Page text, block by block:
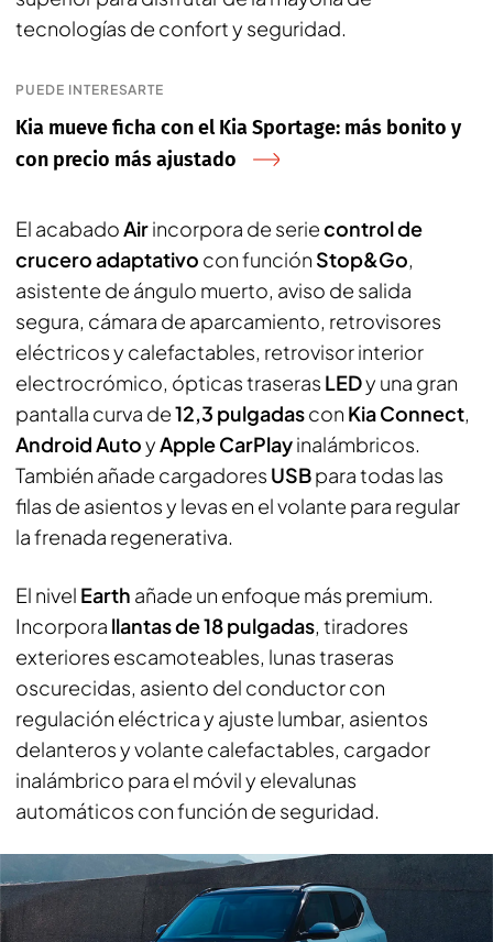
tecnologías de confort y seguridad.
PUEDE INTERESARTE
Kia mueve ficha con el Kia Sportage: más bonito y
con precio más ajustado
El acabadoAirincorpora de seriecontrol de
crucero adaptativo con función Stop&Go,
asistente de ángulo muerto, aviso de salida
segura, cámara de aparcamiento, retrovisores
eléctricos y calefactables, retrovisor interior
electrocrómico, ópticas traseras LEDy una gran
pantalla curva de12,3 pulgadascon Kia Connect,
Android AutoyApple CarPlayinalámbricos.
También añade cargadores USBpara todas las
filas de asientos y levas en el volante para regular
la frenada regenerativa.
El nivel Earth añade un enfoque más premium.
Incorpora llantas de 18 pulgadas, tiradores
exteriores escamoteables, lunas traseras
oscurecidas, asiento del conductor con
regulación eléctrica y ajuste lumbar, asientos
delanteros y volante calefactables, cargador
inalámbrico para el móvil y elevalunas
automáticos con función de seguridad.